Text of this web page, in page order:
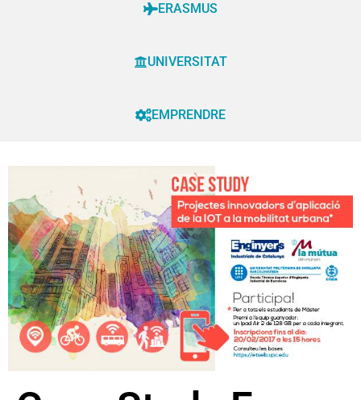
ERASMUS
UNIVERSITAT
EMPRENDRE